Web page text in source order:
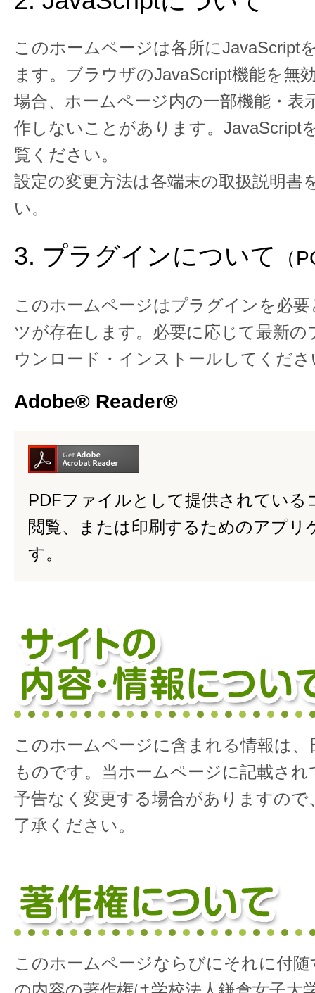
このホームページは各所にJavaScript
ます。ブラウザのJavaScript機能を無
場合、ホームページ内の一部機能・表
作しないことがあります。JavaScript
覧ください。
設定の変更方法は各端末の取扱説明書
い。
3. プラグインについて （
このホームページはプラグインを必
ツが存在します。必要に応じて最新
ウンロード・インストールしてくださ
Adobe® Reader®
PDFファイルとして提供されている
閲覧、または印刷するためのアプリ
す。
このホームページに含まれる情報は、
ものです。当ホームページに記載さ
予告なく変更する場合がありますの
了承ください。
このホームページならびにそれに付